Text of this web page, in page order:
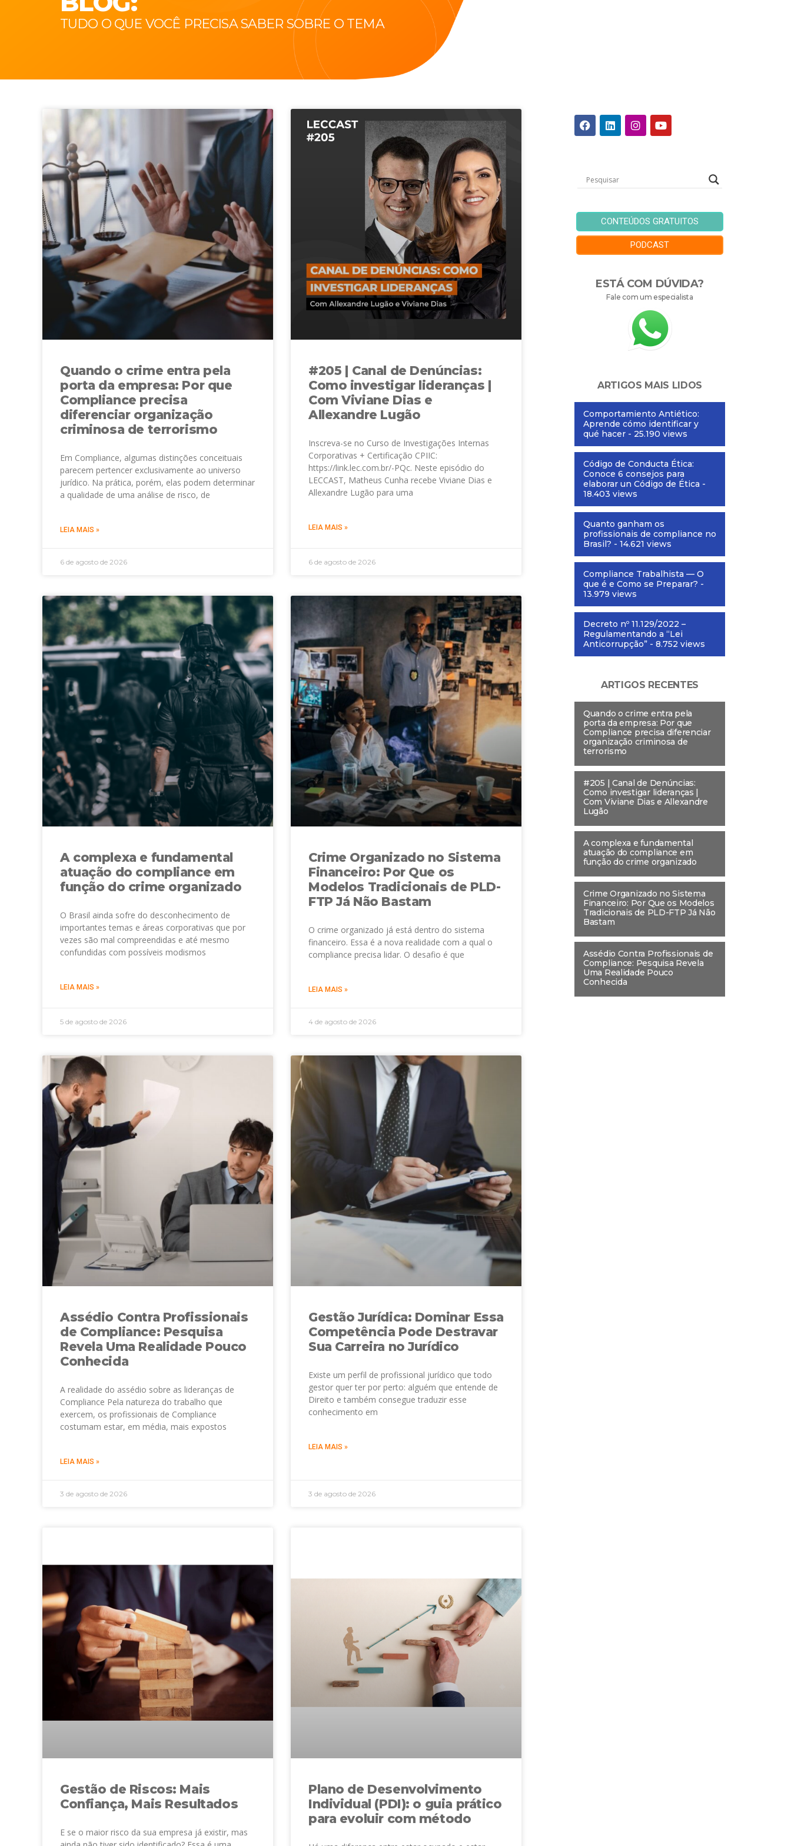
TUDO O QUE VOCÊ PRECISA SABER SOBRE O TEMA
Quando o crime entra pela
porta da empresa: Por que
Compliance precisa
diferenciar organização
criminosa de terrorismo
Em Compliance, algumas distinções conceituais
parecem pertencer exclusivamente ao universo
jurídico. Na prática, porém, elas podem determinar
a qualidade de uma análise de risco, de
LEIA MAIS »
6 de agosto de 2026
#205 | Canal de Denúncias:
Como investigar lideranças |
Com Viviane Dias e
Allexandre Lugão
Inscreva-se no Curso de Investigações Internas
Corporativas + Certificação CPIIC:
https://link.lec.com.br/-PQc. Neste episódio do
LECCAST, Matheus Cunha recebe Viviane Dias e
Allexandre Lugão para uma
LEIA MAIS »
6 de agosto de 2026
A complexa e fundamental
atuação do compliance em
função do crime organizado
O Brasil ainda sofre do desconhecimento de
importantes temas e áreas corporativas que por
vezes são mal compreendidas e até mesmo
confundidas com possíveis modismos
LEIA MAIS »
5 de agosto de 2026
Crime Organizado no Sistema
Financeiro: Por Que os
Modelos Tradicionais de PLD-
FTP Já Não Bastam
O crime organizado já está dentro do sistema
financeiro. Essa é a nova realidade com a qual o
compliance precisa lidar. O desafio é que
LEIA MAIS »
4 de agosto de 2026
Assédio Contra Profissionais
de Compliance: Pesquisa
Revela Uma Realidade Pouco
Conhecida
A realidade do assédio sobre as lideranças de
Compliance Pela natureza do trabalho que
exercem, os profissionais de Compliance
costumam estar, em média, mais expostos
LEIA MAIS »
3 de agosto de 2026
Gestão Jurídica: Dominar Essa
Competência Pode Destravar
Sua Carreira no Jurídico
Existe um perfil de profissional jurídico que todo
gestor quer ter por perto: alguém que entende de
Direito e também consegue traduzir esse
conhecimento em
LEIA MAIS »
3 de agosto de 2026
Gestão de Riscos: Mais
Confiança, Mais Resultados
E se o maior risco da sua empresa já existir, mas
Plano de Desenvolvimento
Individual (PDI): o guia prático
para evoluir com método
CONTEÚDOS GRATUITOS
PODCAST
ESTÁ COM DÚVIDA?
Fale com um especialista
ARTIGOS MAIS LIDOS
Comportamiento Antiético:
Aprende cómo identificar y
qué hacer - 25.190 views
Código de Conducta Ética:
Conoce 6 consejos para
elaborar un Código de Ética -
18.403 views
Quanto ganham os
profissionais de compliance no
Brasil? - 14.621 views
Compliance Trabalhista — O
que é e Como se Preparar? -
13.979 views
Decreto nº 11.129/2022 –
Regulamentando a “Lei
Anticorrupção” - 8.752 views
ARTIGOS RECENTES
Quando o crime entra pela
porta da empresa: Por que
Compliance precisa diferenciar
organização criminosa de
terrorismo
#205 | Canal de Denúncias:
Como investigar lideranças |
Com Viviane Dias e Allexandre
Lugão
A complexa e fundamental
atuação do compliance em
função do crime organizado
Crime Organizado no Sistema
Financeiro: Por Que os Modelos
Tradicionais de PLD-FTP Já Não
Bastam
Assédio Contra Profissionais de
Compliance: Pesquisa Revela
Uma Realidade Pouco
Conhecida